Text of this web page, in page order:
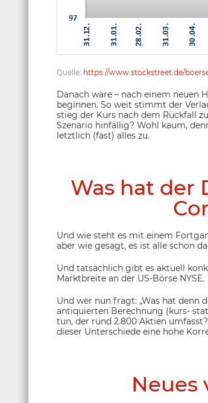
Quelle: https://www.stockstreet.de/
Danach wäre – nach einem neuen
beginnen. So weit stimmt der
stieg der Kurs nach dem Rückfall
Szenario hinfällig? Wohl kaum,
letztlich (fast) alles zu.
Was hat der
Und wie steht es mit einem
aber wie gesagt, es ist alle schon
Und tatsächlich gibt es aktuell
Marktbreite an der US-Börse NYSE.
Und wer nun fragt: „Was hat denn
antiquierten Berechnung (kurs-
tun, der rund 2.800 Aktien
dieser Unterschiede eine hohe
Neues